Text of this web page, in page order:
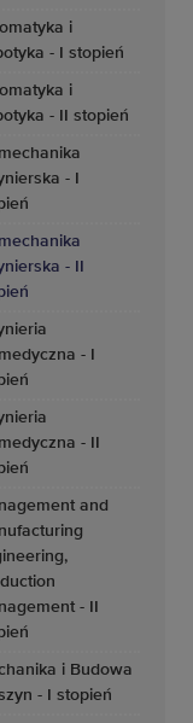
i
- I stopień
i
- II stopień
- I
- II
- I
- II
and
- II
i Budowa
- I stopień